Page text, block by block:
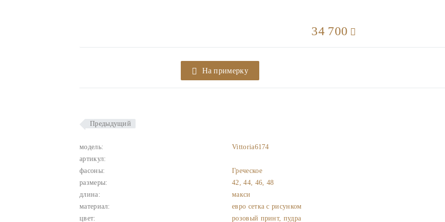
34 700
На примерку
Предыдущий
модель:
Vittoria6174
артикул:
фасоны:
Греческое
размеры:
42, 44, 46, 48
длина:
макси
материал:
евро сетка с рисунком
цвет:
розовый принт, пудра